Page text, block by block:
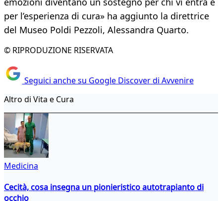
per l’esperienza di cura» ha aggiunto la direttrice
del Museo Poldi Pezzoli, Alessandra Quarto.
© RIPRODUZIONE RISERVATA
Seguici anche su Google Discover di Avvenire
Altro di Vita e Cura
Medicina
Cecità, cosa insegna un pionieristico autotrapianto di
occhio